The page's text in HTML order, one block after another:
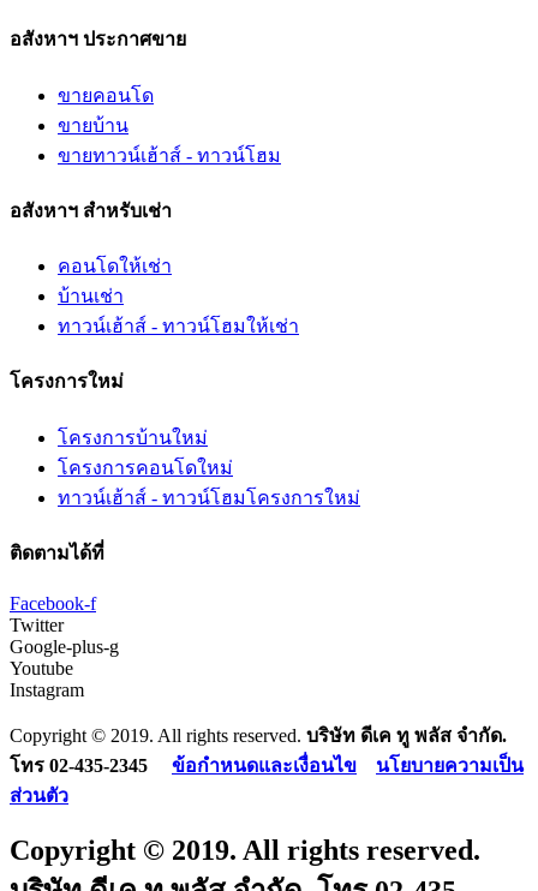
อสังหาฯ ประกาศขาย
ขายคอนโด
ขายบ้าน
ขายทาวน์เฮ้าส์ - ทาวน์โฮม
อสังหาฯ สำหรับเช่า
คอนโดให้เช่า
บ้านเช่า
ทาวน์เฮ้าส์ - ทาวน์โฮมให้เช่า
โครงการใหม่
โครงการบ้านใหม่
โครงการคอนโดใหม่
ทาวน์เฮ้าส์ - ทาวน์โฮมโครงการใหม่
ติดตามได้ที่
Facebook-f
Twitter
Google-plus-g
Youtube
Instagram
Copyright © 2019. All rights reserved. บริษัท ดีเค ทู พลัส จำกัด.
โทร 02-435-2345
ข้อกำหนดและเงื่อนไข
นโยบายความเป็น
ส่วนตัว
Copyright © 2019. All rights reserved.